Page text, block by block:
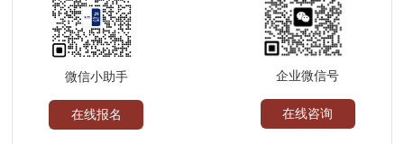
微信小助手
在线报名
企业微信号
在线咨询